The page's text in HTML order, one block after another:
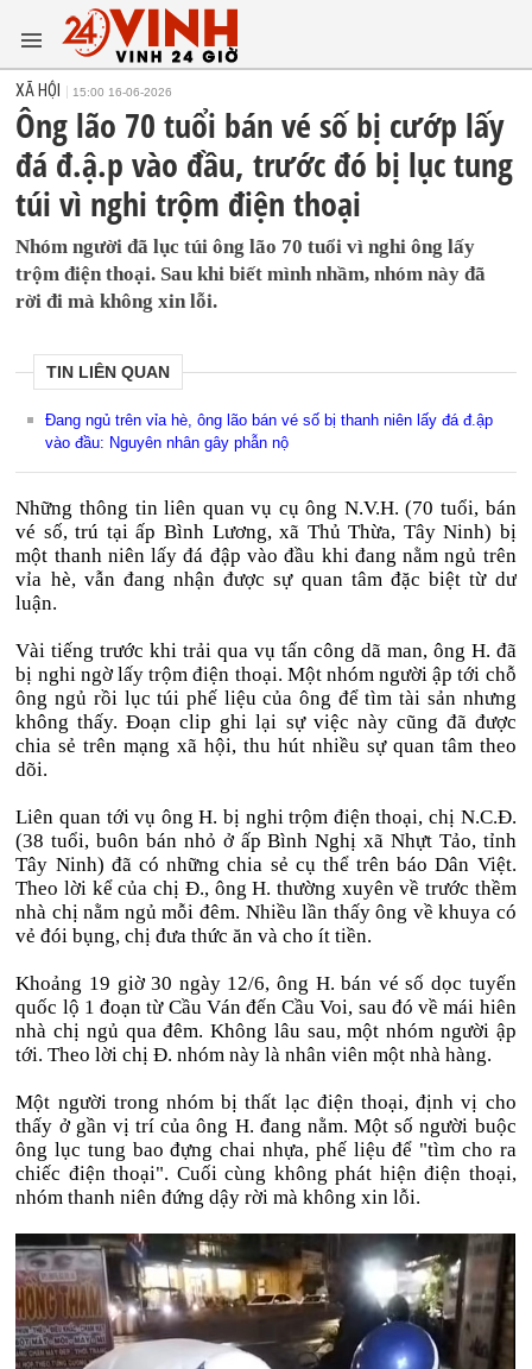
XÃ HỘI 15:00 16-06-2026
Ông lão 70 tuổi bán vé số bị cướp lấy
đá đ.ậ.p vào đầu, trước đó bị lục tung
túi vì nghi trộm điện thoại
Nhóm người đã lục túi ông lão 70 tuổi vì nghi ông lấy
trộm điện thoại. Sau khi biết mình nhầm, nhóm này đã
rời đi mà không xin lỗi.
TIN LIÊN QUAN
Đang ngủ trên vỉa hè, ông lão bán vé số bị thanh niên lấy đá đ.ập
vào đầu: Nguyên nhân gây phẫn nộ
Những thông tin liên quan vụ cụ ông N.V.H. (70 tuổi, bán
vé số, trú tại ấp Bình Lương, xã Thủ Thừa, Tây Ninh) bị
một thanh niên lấy đá đập vào đầu khi đang nằm ngủ trên
vỉa hè, vẫn đang nhận được sự quan tâm đặc biệt từ dư
luận.
Vài tiếng trước khi trải qua vụ tấn công dã man, ông H. đã
bị nghi ngờ lấy trộm điện thoại. Một nhóm người ập tới chỗ
ông ngủ rồi lục túi phế liệu của ông để tìm tài sản nhưng
không thấy. Đoạn clip ghi lại sự việc này cũng đã được
chia sẻ trên mạng xã hội, thu hút nhiều sự quan tâm theo
dõi.
Liên quan tới vụ ông H. bị nghi trộm điện thoại, chị N.C.Đ.
(38 tuổi, buôn bán nhỏ ở ấp Bình Nghị xã Nhựt Tảo, tỉnh
Tây Ninh) đã có những chia sẻ cụ thể trên báo Dân Việt.
Theo lời kể của chị Đ., ông H. thường xuyên về trước thềm
nhà chị nằm ngủ mỗi đêm. Nhiều lần thấy ông về khuya có
vẻ đói bụng, chị đưa thức ăn và cho ít tiền.
Khoảng 19 giờ 30 ngày 12/6, ông H. bán vé số dọc tuyến
quốc lộ 1 đoạn từ Cầu Ván đến Cầu Voi, sau đó về mái hiên
nhà chị ngủ qua đêm. Không lâu sau, một nhóm người ập
tới. Theo lời chị Đ. nhóm này là nhân viên một nhà hàng.
Một người trong nhóm bị thất lạc điện thoại, định vị cho
thấy ở gần vị trí của ông H. đang nằm. Một số người buộc
ông lục tung bao đựng chai nhựa, phế liệu để "tìm cho ra
chiếc điện thoại". Cuối cùng không phát hiện điện thoại,
nhóm thanh niên đứng dậy rời mà không xin lỗi.